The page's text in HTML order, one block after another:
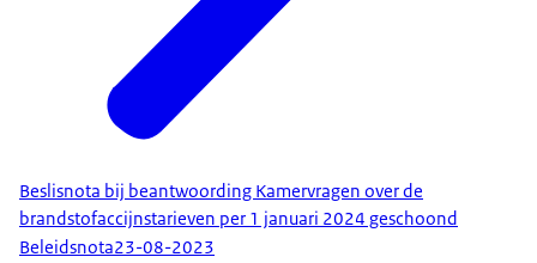
Beslisnota bij beantwoording Kamervragen over de
brandstofaccijnstarieven per 1 januari 2024 geschoond
Beleidsnota23-08-2023